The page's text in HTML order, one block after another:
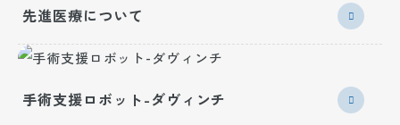
先進医療について
手術支援ロボット-ダヴィンチ